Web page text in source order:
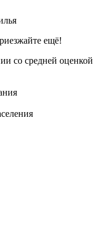
ещё!
со средней оценкой